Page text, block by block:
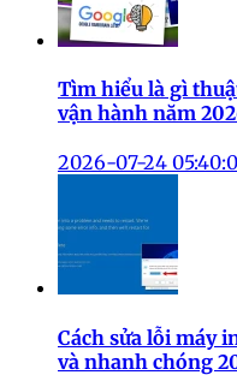
Tìm hiểu là gì
vận hành năm
2026-07-24
Cách sửa lỗi máy
và nhanh chóng